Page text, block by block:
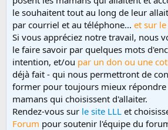
le souhaitent tout au long de leur
par courriel et au téléphone... et sur
Si vous appréciez notre travail, nous
le faire savoir par quelques mots
intention, et/ou par un don ou une
déjà fait - qui nous permettront de
former pour toujours mieux répondre
mamans qui choisissent d'allaiter.
Rendez-vous sur le site LLL et
Forum pour soutenir l'équipe du